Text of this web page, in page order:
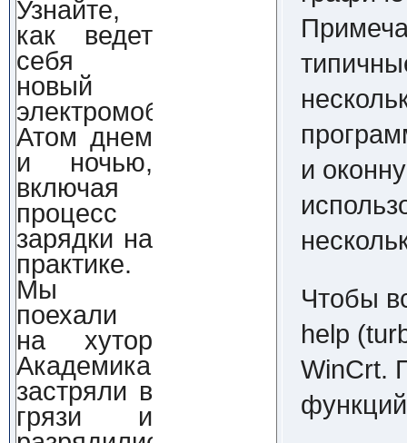
Узнайте,
как ведет
себя
новый
электромобиль
Атом днем
и ночью,
включая
процесс
зарядки на
практике.
Мы
поехали
на хутор
Академика,
застряли в
грязи и
и
Чтобы
help
WinCrt.